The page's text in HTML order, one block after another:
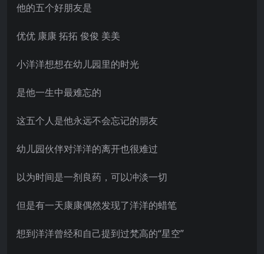
他的五个好朋友是
优优 康康 拓拓 俊俊 美美
小洋洋想想在幼儿园里的时光
是他一生中最难忘的
这五个人是他永远不会忘记的朋友
幼儿园伙伴对洋洋的离开也很难过
以为时间是一剂良药，可以冲淡一切
但是有一天康康偶然发现了洋洋的蜡笔
想到洋洋曾经和自己提到过梵高的“星空”